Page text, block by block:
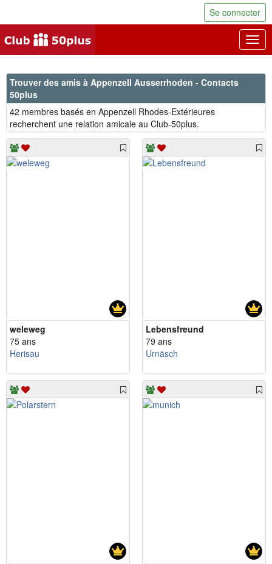
Se connecter
Trouver des amis à Appenzell Ausserrhoden - Contacts
50plus
42 membres basés en Appenzell Rhodes-Extérieures
recherchent une relation amicale au Club-50plus.
weleweg
75 ans
Herisau
Lebensfreund
79 ans
Urnäsch